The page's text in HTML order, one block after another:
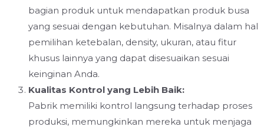
bagian produk untuk mendapatkan produk busa
yang sesuai dengan kebutuhan. Misalnya dalam hal
pemilihan ketebalan, density, ukuran, atau fitur
khusus lainnya yang dapat disesuaikan sesuai
keinginan Anda.
Kualitas Kontrol yang Lebih Baik:
Pabrik memiliki kontrol langsung terhadap proses
produksi, memungkinkan mereka untuk menjaga